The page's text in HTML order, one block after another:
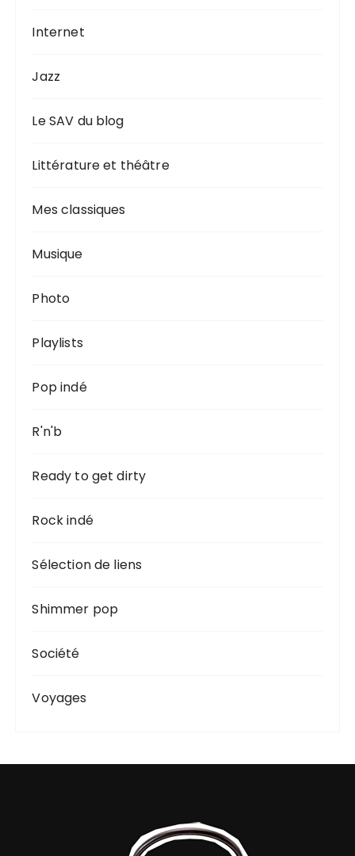
Internet
Jazz
Le SAV du blog
Littérature et théâtre
Mes classiques
Musique
Photo
Playlists
Pop indé
R'n'b
Ready to get dirty
Rock indé
Sélection de liens
Shimmer pop
Société
Voyages